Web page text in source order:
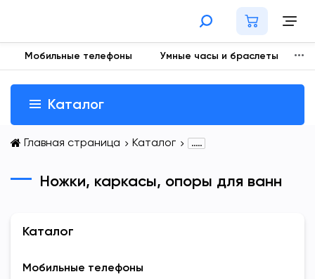
Мобильные телефоны Умные часы и браслеты
Каталог
Главная страница Каталог .....
Ножки, каркасы, опоры для ванн
Каталог
Мобильные телефоны